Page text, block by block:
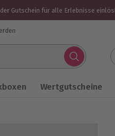
Gutschein für alle Erlebnisse
Wertgutscheine